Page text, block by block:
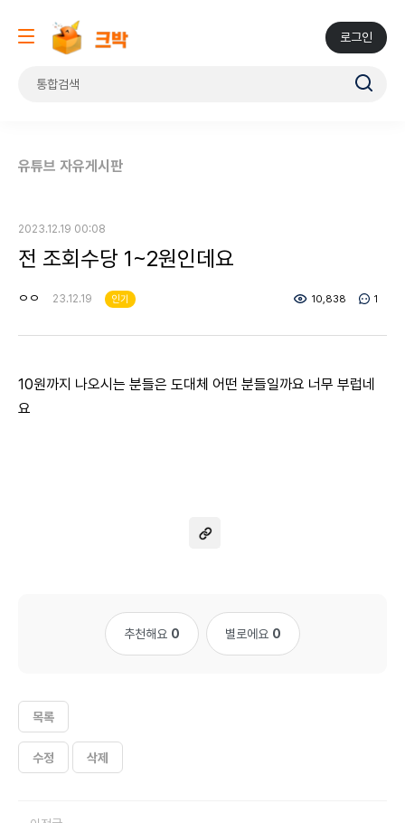
로그인
유튜브 자유게시판
2023.12.19 00:08
전 조회수당 1~2원인데요
ㅇㅇ 23.12.19 인기 10,838 1
10원까지 나오시는 분들은 도대체 어떤 분들일까요 너무 부럽네
요
추천해요 0 별로에요 0
목록
수정 삭제